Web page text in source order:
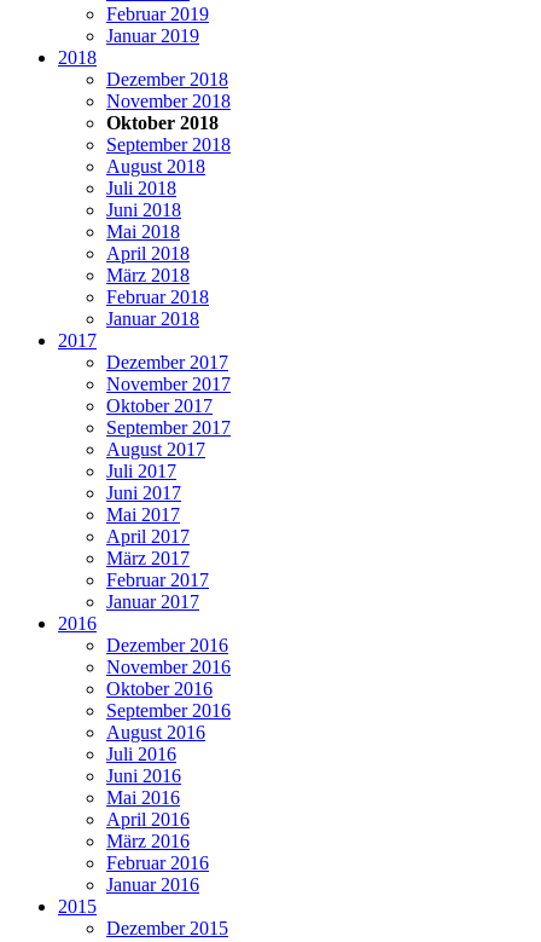
Februar 2019
Januar 2019
2018
Dezember 2018
November 2018
Oktober 2018
September 2018
August 2018
Juli 2018
Juni 2018
Mai 2018
April 2018
März 2018
Februar 2018
Januar 2018
2017
Dezember 2017
November 2017
Oktober 2017
September 2017
August 2017
Juli 2017
Juni 2017
Mai 2017
April 2017
März 2017
Februar 2017
Januar 2017
2016
Dezember 2016
November 2016
Oktober 2016
September 2016
August 2016
Juli 2016
Juni 2016
Mai 2016
April 2016
März 2016
Februar 2016
Januar 2016
2015
Dezember 2015